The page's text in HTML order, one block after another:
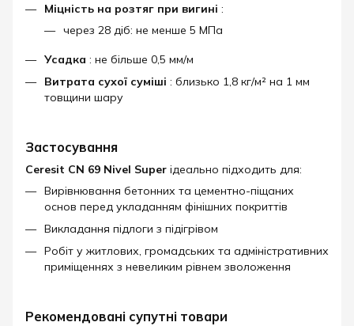
Міцність на розтяг при вигині :
через 28 діб: не менше 5 МПа
Усадка : не більше 0,5 мм/м
Витрата сухої суміші : близько 1,8 кг/м² на 1 мм
товщини шару
Застосування
Ceresit CN 69 Nivel Super ідеально підходить для:
Вирівнювання бетонних та цементно-піщаних
основ перед укладанням фінішних покриттів
Викладання підлоги з підігрівом
Робіт у житлових, громадських та адміністративних
приміщеннях з невеликим рівнем зволоження
Рекомендовані супутні товари